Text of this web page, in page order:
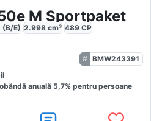
M Sportpaket
(B/E) 2.998 cm³ 489 CP
BMW243391
anuală 5,7% pentru persoane